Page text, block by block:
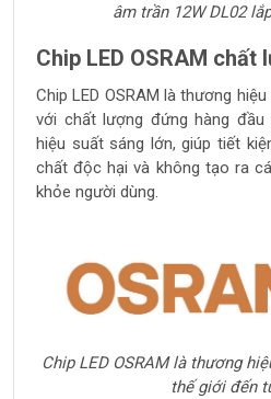
âm trần 12W DL02
Chip LED OSRAM chất
Chip LED OSRAM là thương
với chất lượng đứng hàng
hiệu suất sáng lớn, giúp tiết
chất độc hại và không tạo ra
khỏe người dùng.
Chip LED OSRAM là thương
thế giới đến